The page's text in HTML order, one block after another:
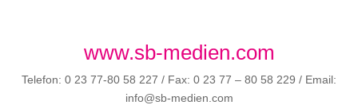
www.sb-medien.com
Telefon: 0 23 77-80 58 227 / Fax: 0 23 77 – 80 58 229 / Email:
info@sb-medien.com